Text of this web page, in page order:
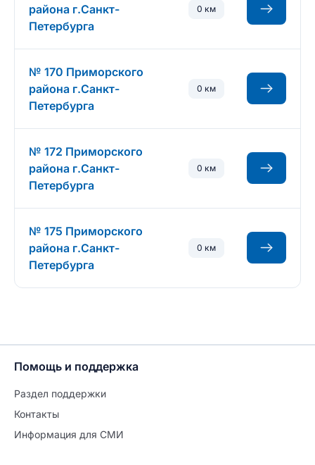
района г.Санкт-
Петербурга
0 км
№ 170 Приморского
района г.Санкт-
Петербурга
0 км
№ 172 Приморского
района г.Санкт-
Петербурга
0 км
№ 175 Приморского
района г.Санкт-
Петербурга
0 км
Помощь и поддержка
Раздел поддержки
Контакты
Информация для СМИ